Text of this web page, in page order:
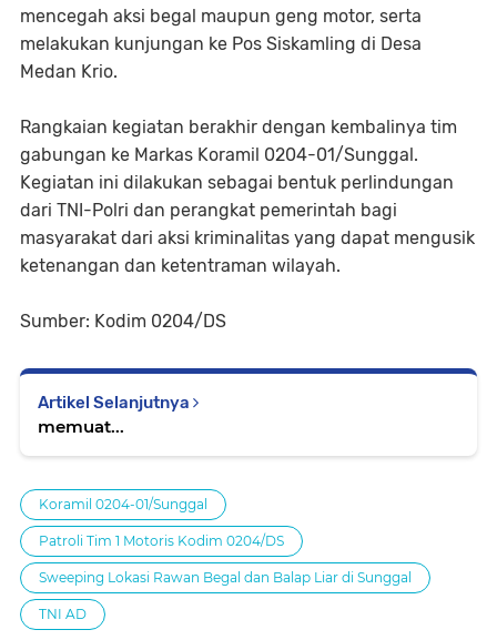
mencegah aksi begal maupun geng motor, serta
melakukan kunjungan ke Pos Siskamling di Desa
Medan Krio.
Rangkaian kegiatan berakhir dengan kembalinya tim
gabungan ke Markas Koramil 0204-01/Sunggal.
Kegiatan ini dilakukan sebagai bentuk perlindungan
dari TNI-Polri dan perangkat pemerintah bagi
masyarakat dari aksi kriminalitas yang dapat mengusik
ketenangan dan ketentraman wilayah.
Sumber: Kodim 0204/DS
Artikel Selanjutnya
memuat...
Koramil 0204-01/Sunggal
Patroli Tim 1 Motoris Kodim 0204/DS
Sweeping Lokasi Rawan Begal dan Balap Liar di Sunggal
TNI AD